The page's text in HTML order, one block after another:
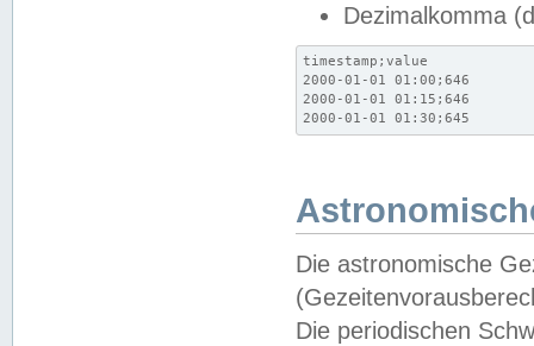
Dezimalkomma
timestamp;value
2000-01-01 01:00;646
2000-01-01 01:15;646
2000-01-01 01:30;645
Die astronomische
Die periodischen